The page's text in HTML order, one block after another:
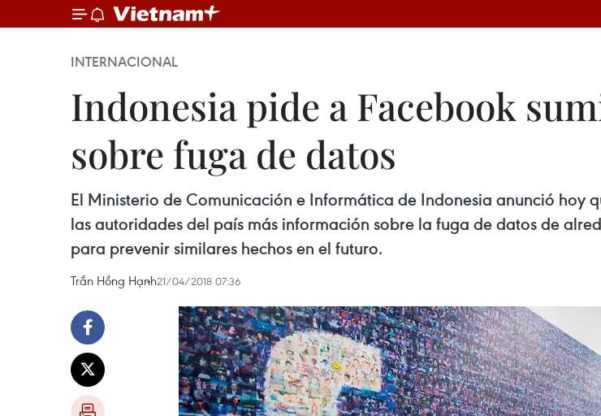
INTERNACIONAL
Indonesia pide a Facebook
sobre fuga de datos
El Ministerio de Comunicación e Informática de Indonesia anunció hoy
las autoridades del país más información sobre la fuga de datos de
para prevenir similares hechos en el futuro.
Trần Hồng Hạnh21/04/2018 07:36